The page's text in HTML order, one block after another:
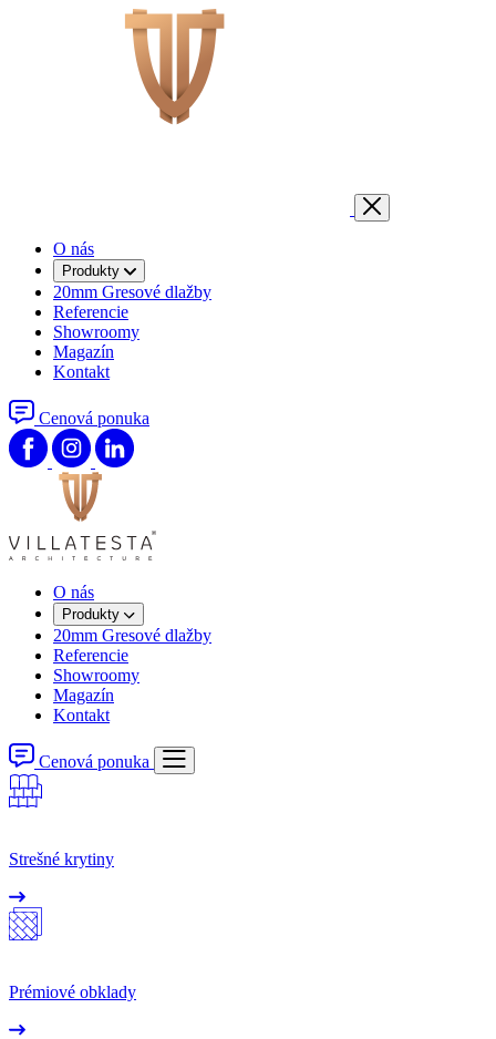
O nás
Produkty
20mm Gresové dlažby
Referencie
Showroomy
Magazín
Kontakt
Cenová ponuka
O nás
Produkty
20mm Gresové dlažby
Referencie
Showroomy
Magazín
Kontakt
Cenová ponuka
Strešné krytiny
Prémiové obklady